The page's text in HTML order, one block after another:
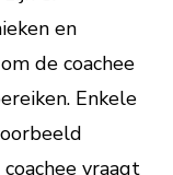
en
de coachee
Enkele
vraagt